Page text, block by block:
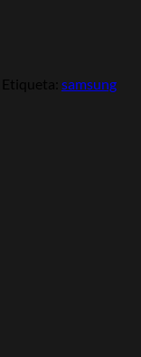
Etiqueta: samsung